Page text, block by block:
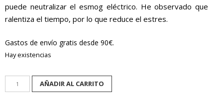
puede neutralizar el esmog eléctrico. He observado que
ralentiza el tiempo, por lo que reduce el estres.
Gastos de envío gratis desde 90€.
Hay existencias
Alegría
Turquesa
AÑADIR AL CARRITO